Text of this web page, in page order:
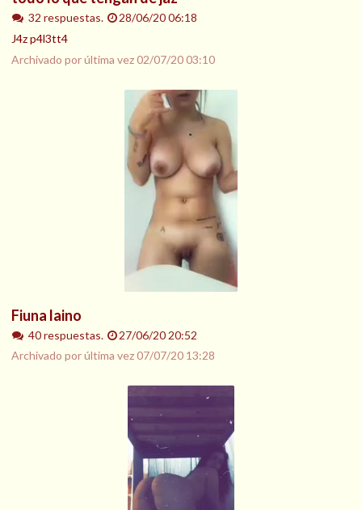
32 respuestas.
28/06/20 06:18
J4z p4l3tt4
Archivado por última vez02/07/20 03:10
Fiuna laino
40 respuestas.
27/06/20 20:52
Archivado por última vez07/07/20 13:28